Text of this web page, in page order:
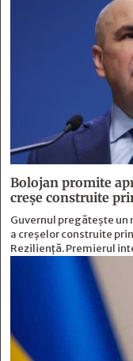
Bolojan promite
creșe construite
Guvernul pregătește un
a creșelor construite
Reziliență. Premierul